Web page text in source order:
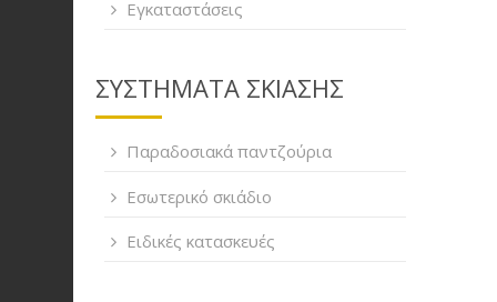
Εγκαταστάσεις
ΣΥΣΤΗΜΑΤΑ ΣΚΙΑΣΗΣ
Παραδοσιακά παντζούρια
Εσωτερικό σκιάδιο
Ειδικές κατασκευές